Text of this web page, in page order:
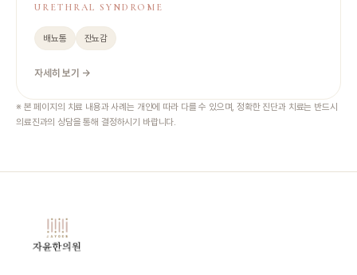
URETHRAL SYNDROME
배뇨통 잔뇨감
자세히 보기 →
※ 본 페이지의 치료 내용과 사례는 개인에 따라 다를 수 있으며, 정확한 진단과 치료는 반드시
의료진과의 상담을 통해 결정하시기 바랍니다.